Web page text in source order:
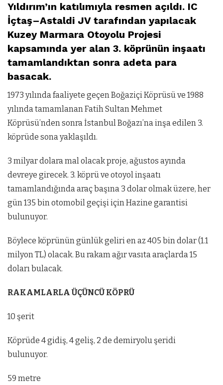
Yıldırım’ın katılımıyla resmen açıldı. IC
İçtaş–Astaldi JV tarafından yapılacak
Kuzey Marmara Otoyolu Projesi
kapsamında yer alan 3. köprünün inşaatı
tamamlandıktan sonra adeta para
basacak.
1973 yılında faaliyete geçen Boğaziçi Köprüsü ve 1988
yılında tamamlanan Fatih Sultan Mehmet
Köprüsü’nden sonra İstanbul Boğazı’na inşa edilen 3.
köprüde sona yaklaşıldı.
3 milyar dolara mal olacak proje, ağustos ayında
devreye girecek. 3. köprü ve otoyol inşaatı
tamamlandığında araç başına 3 dolar olmak üzere, her
gün 135 bin otomobil geçişi için Hazine garantisi
bulunuyor.
Böylece köprünün günlük geliri en az 405 bin dolar (1.1
milyon TL) olacak. Bu rakam ağır vasıta araçlarda 15
doları bulacak.
RAKAMLARLA ÜÇÜNCÜ KÖPRÜ
10 şerit
Köprüde 4 gidiş, 4 geliş, 2 de demiryolu şeridi
bulunuyor.
59 metre